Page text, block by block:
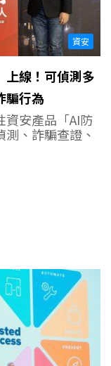
資安
上線！可偵測多
騙行為
資安產品「AI防
、詐騙查證、